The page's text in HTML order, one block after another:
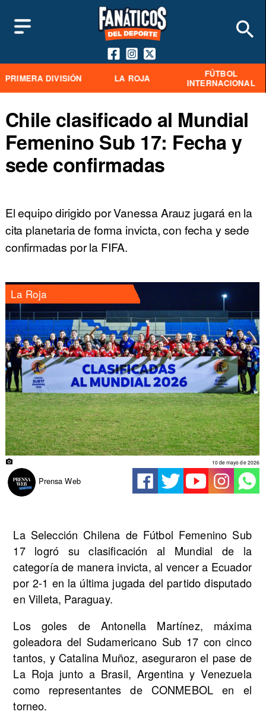
PRIMERA DIVISIÓN LA ROJA
FÚTBOL
INTERNACIONAL
Chile clasificado al Mundial
Femenino Sub 17: Fecha y
sede confirmadas
El equipo dirigido por Vanessa Arauz jugará en la
cita planetaria de forma invicta, con fecha y sede
confirmadas por la FIFA.
La Roja
Prensa Web
10 de mayo de 2026
La Selección Chilena de Fútbol Femenino Sub
17 logró su clasificación al Mundial de la
categoría de manera invicta, al vencer a Ecuador
por 2-1 en la última jugada del partido disputado
en Villeta, Paraguay.
Los goles de Antonella Martínez, máxima
goleadora del Sudamericano Sub 17 con cinco
tantos, y Catalina Muñoz, aseguraron el pase de
La Roja junto a Brasil, Argentina y Venezuela
como representantes de CONMEBOL en el
torneo.